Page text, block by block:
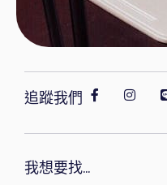
追蹤我們
我想要找...